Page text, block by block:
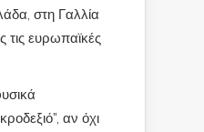
στη Γαλλία
τις ευρωπαϊκές
αν όχι